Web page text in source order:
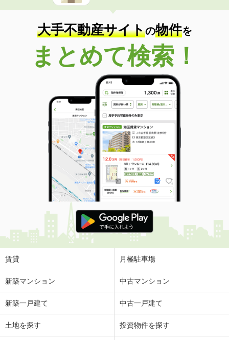
大手不動産サイトの物件を
まとめて検索！
賃貸 月極駐車場
新築マンション 中古マンション
新築一戸建て 中古一戸建て
土地を探す 投資物件を探す